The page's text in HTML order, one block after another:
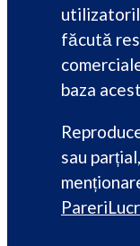
făcută
baza
sau